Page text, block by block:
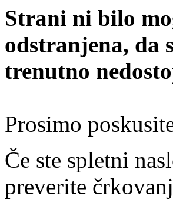
Strani ni bilo
odstranjena, da
trenutno
Prosimo
Če ste spletni
preverite